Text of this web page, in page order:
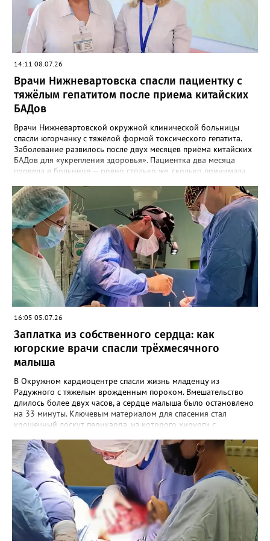
14:11 08.07.26
Врачи Нижневартовска спасли пациентку с
тяжёлым гепатитом после приема китайских
БАДов
Врачи Нижневартовской окружной клинической больницы
спасли югорчанку с тяжёлой формой токсического гепатита.
Заболевание развилось после двух месяцев приёма китайских
БАДов для «укрепления здоровья». Пациентка два месяца
провела в больнице — ровно столько же, сколько принимала
знакомых. Препараты позиционировались как средства для
укрепления печени, почек и общего здоровья, производились в
Китае. Инструкции были написаны иероглифами. Пациентку
доставили из Покачей в Нижневартовск. Болезнь развивалась
молниеносно: слабость, жёлтушность кожи, нарастающая
печёночная недостаточность. Одним из осложнений стало
нарушение свёртываемости крови. Два месяца врачи
восстанавливали функции печени, проводили детоксикацию,
переливания плазмы. К работе подключали хирургов,
нефрологов, реаниматологов. Сегодня пациентка дома — её
жизни ничего не угрожает.
16:05 05.07.26
Заплатка из собственного сердца: как
югорские врачи спасли трёхмесячного
малыша
В Окружном кардиоцентре спасли жизнь младенцу из
Радужного с тяжелым врожденным пороком. Вмешательство
длилось более двух часов, а сердце малыша было остановлено
на 33 минуты. Ключевым материалом для спасения стал
крошечный лоскут перикарда, из которого хирурги с
артерии. Тревогу забили педиатры во время рутинного приема:
у трехмесячного пациента врачи зафиксировали грубый
систолический шум. Малыша срочно направили на
углубленную диагностику в Ханты-Мансийск, где диагноз
подтвердился и оказался более серьезным, чем предполагалось
изначально. У ребенка диагностировали выраженный
клапанный стеноз аорты — критическое сужение отверстия, из-
за которого сердцу приходилось перекачивать кровь с
колоссальной перегрузкой. Однако во время подготовки к